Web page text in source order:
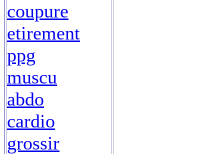
coupure
etirement
ppg
muscu
abdo
cardio
grossir